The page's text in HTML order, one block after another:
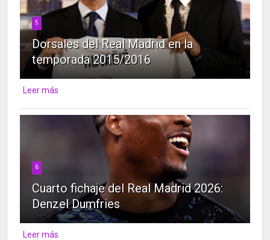
5
Dorsales del Real Madrid en la
temporada 2015/2016
Leer más
6
Cuarto fichaje del Real Madrid 2026:
Denzel Dumfries
Leer más